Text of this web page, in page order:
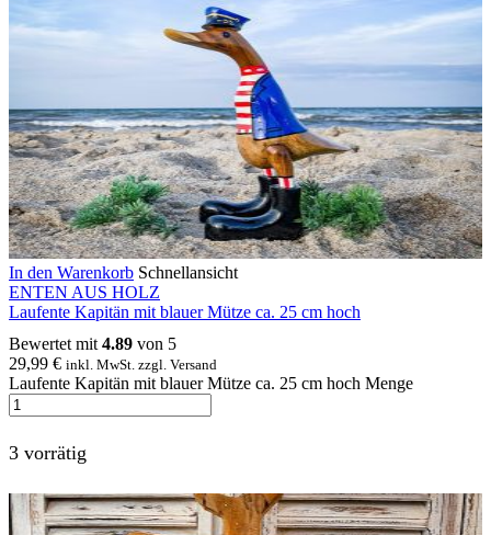
In den Warenkorb Schnellansicht
ENTEN AUS HOLZ
Laufente Kapitän mit blauer Mütze ca. 25 cm hoch
Bewertet mit 4.89 von 5
29,99 € inkl. MwSt. zzgl. Versand
Laufente Kapitän mit blauer Mütze ca. 25 cm hoch Menge
3 vorrätig